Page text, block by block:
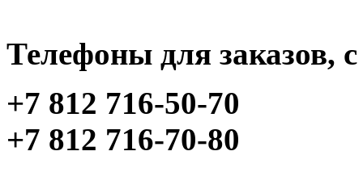
Телефоны для заказов,
+7 812 716-50-70
+7 812 716-70-80